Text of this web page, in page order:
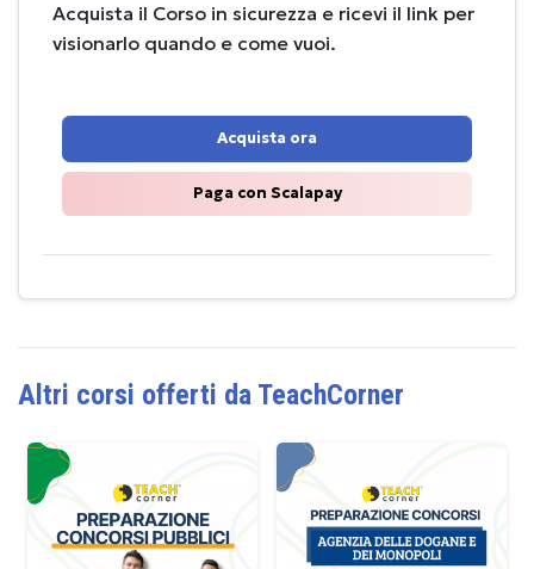
Acquista il Corso in sicurezza e ricevi il link per
visionarlo quando e come vuoi.
Acquista ora
Paga con Scalapay
Altri corsi offerti da TeachCorner